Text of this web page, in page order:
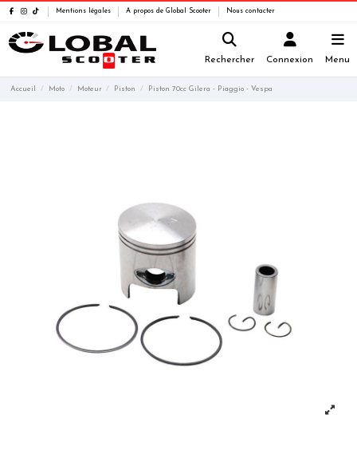
Mentions légales A propos de Global Scooter Nous contacter
Rechercher Connexion Menu
Accueil Moto Moteur Piston Piston 70cc Gilera - Piaggio - Vespa